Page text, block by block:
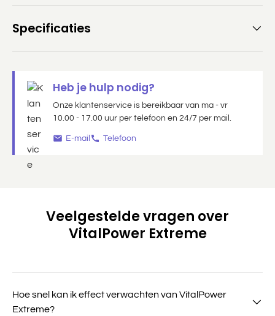
Specificaties
Heb je hulp nodig?
Onze klantenservice is bereikbaar van ma - vr
10.00 - 17.00 uur per telefoon en 24/7 per mail.
E-mail Telefoon
Veelgestelde vragen over
VitalPower Extreme
Hoe snel kan ik effect verwachten van VitalPower
Extreme?